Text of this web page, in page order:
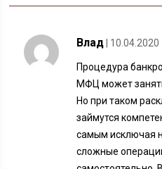
Влад |
Процедура
МФЦ может
Но при таком
займутся
самым исключая
сложные